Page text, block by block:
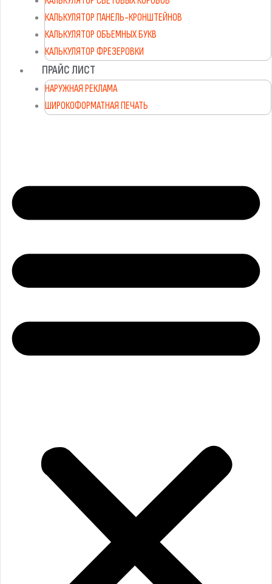
КАЛЬКУЛЯТОР ПАНЕЛЬ-КРОНШТЕЙНОВ
КАЛЬКУЛЯТОР ОБЪЕМНЫХ БУКВ
КАЛЬКУЛЯТОР ФРЕЗЕРОВКИ
ПРАЙС ЛИСТ
НАРУЖНАЯ РЕКЛАМА
ШИРОКОФОРМАТНАЯ ПЕЧАТЬ